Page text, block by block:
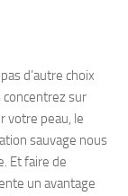
d’autre choix
sur
votre peau, le
sauvage nous
Et faire de
un avantage